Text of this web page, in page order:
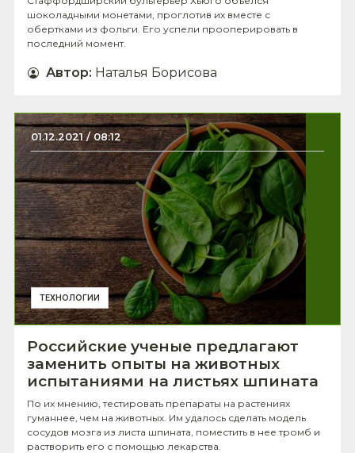
шоколадными монетами, проглотив их вместе с
обертками из фольги. Его успели прооперировать в
последний момент.
Автор: Наталья Борисова
01.12.2021 / 08:12
ТЕХНОЛОГИИ
Российские ученые предлагают
заменить опыты на животных
испытаниями на листьях шпината
По их мнению, тестировать препараты на растениях
гуманнее, чем на животных. Им удалось сделать модель
сосудов мозга из листа шпината, поместить в нее тромб и
растворить его с помощью лекарства.